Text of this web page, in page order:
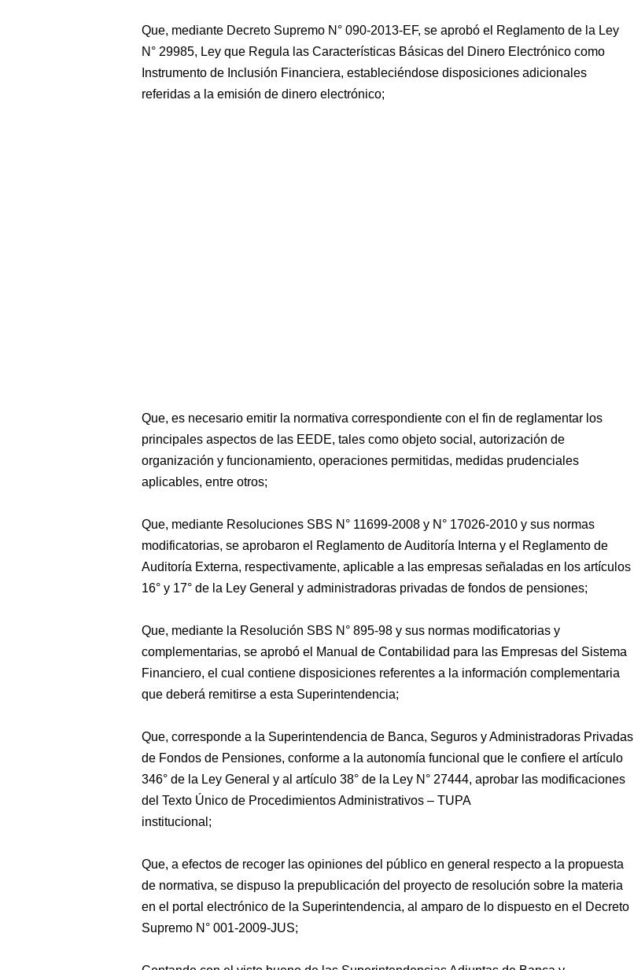
Que, mediante Decreto Supremo N° 090-2013-EF, se aprobó el Reglamento de la Ley
N° 29985, Ley que Regula las Características Básicas del Dinero Electrónico como
Instrumento de Inclusión Financiera, estableciéndose disposiciones adicionales
referidas a la emisión de dinero electrónico;
Que, es necesario emitir la normativa correspondiente con el fin de reglamentar los
principales aspectos de las EEDE, tales como objeto social, autorización de
organización y funcionamiento, operaciones permitidas, medidas prudenciales
aplicables, entre otros;
Que, mediante Resoluciones SBS N° 11699-2008 y N° 17026-2010 y sus normas
modificatorias, se aprobaron el Reglamento de Auditoría Interna y el Reglamento de
Auditoría Externa, respectivamente, aplicable a las empresas señaladas en los artículos
16° y 17° de la Ley General y administradoras privadas de fondos de pensiones;
Que, mediante la Resolución SBS N° 895-98 y sus normas modificatorias y
complementarias, se aprobó el Manual de Contabilidad para las Empresas del Sistema
Financiero, el cual contiene disposiciones referentes a la información complementaria
que deberá remitirse a esta Superintendencia;
Que, corresponde a la Superintendencia de Banca, Seguros y Administradoras Privadas
de Fondos de Pensiones, conforme a la autonomía funcional que le confiere el artículo
346° de la Ley General y al artículo 38° de la Ley N° 27444, aprobar las modificaciones
del Texto Único de Procedimientos Administrativos – TUPA
institucional;
Que, a efectos de recoger las opiniones del público en general respecto a la propuesta
de normativa, se dispuso la prepublicación del proyecto de resolución sobre la materia
en el portal electrónico de la Superintendencia, al amparo de lo dispuesto en el Decreto
Supremo N° 001-2009-JUS;